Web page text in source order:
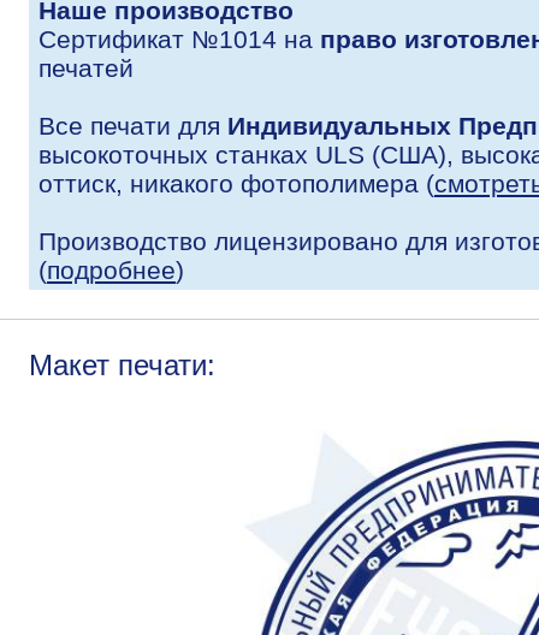
Наше производство
Сертификат №1014 на право
печатей
Все печати для Индивидуальных
высокоточных станках ULS (США),
оттиск, никакого фотополимера (
Производство лицензировано для
(подробнее)
Макет печати: